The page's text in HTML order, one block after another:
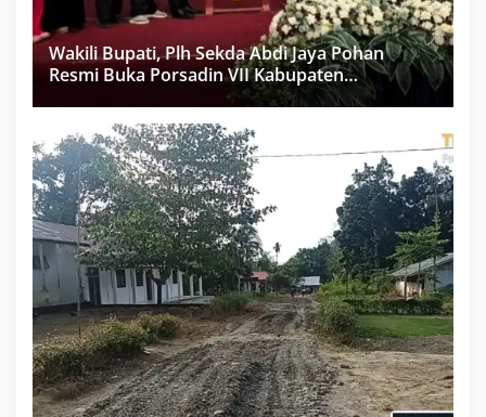
Wakili Bupati, Plh Sekda Abdi Jaya Pohan
Resmi Buka Porsadin VII Kabupaten